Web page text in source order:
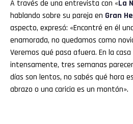
A través de una entrevista con «La
hablando sobre su pareja en Gran
aspecto, expresó: «Encontré en él
enamorada, no quedamos como
Veremos qué pasa afuera. En la
intensamente, tres semanas
días son lentos, no sabés qué hora
abrazo o una caricia es un montón».